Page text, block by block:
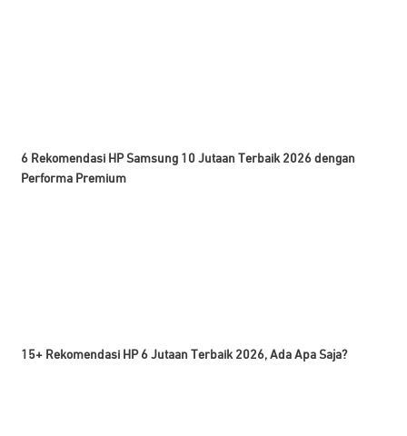
6 Rekomendasi HP Samsung 10 Jutaan Terbaik 2026 dengan
Performa Premium
15+ Rekomendasi HP 6 Jutaan Terbaik 2026, Ada Apa Saja?